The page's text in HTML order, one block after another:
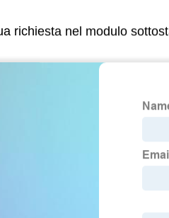
richiesta nel modulo